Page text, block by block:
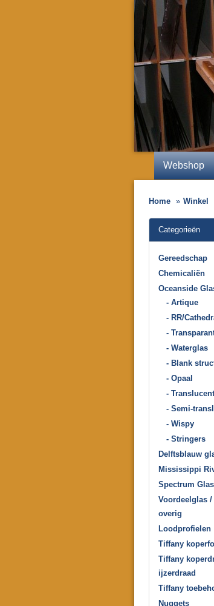
Webshop
Home Winkel
Categorieën
Gereedschap
Chemicaliën
Oceanside
- Artique
- RR/
-
- Waterglas
- Blank
- Opaal
- Translucent
- Semi-
- Wispy
- Stringers
Delftsblauw
Mississippi
Spectrum Glas
Voordeelglas
overig
Loodprofielen
Tiffany
Tiffany
ijzerdraad
Tiffany
Nuggets